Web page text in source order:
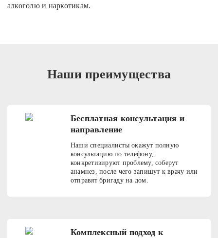
алкоголю и наркотикам.
Наши преимущества
Бесплатная консультация и
направление
Наши специалисты окажут полную
консультацию по телефону,
конкретизируют проблему, соберут
анамнез, после чего запишут к врачу или
отправят бригаду на дом.
Комплексный подход к